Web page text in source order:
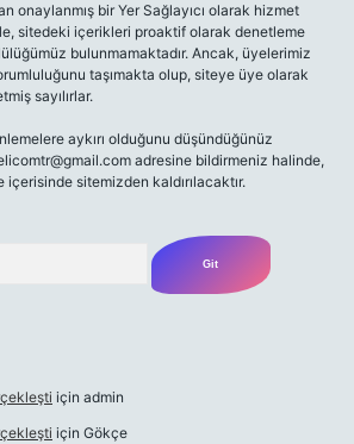
onaylanmış bir Yer Sağlayıcı olarak hizmet
sitedeki içerikleri proaktif olarak denetleme
bulunmamaktadır. Ancak, üyelerimiz
taşımakta olup, siteye üye olarak
sayılırlar.
aykırı olduğunu düşündüğünüz
adresine bildirmeniz halinde,
sitemizden kaldırılacaktır.
için admin
için Gökçe